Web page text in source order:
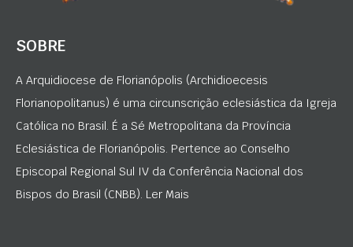
SOBRE
A Arquidiocese de Florianópolis (Archidioecesis
Florianopolitanus) é uma circunscrição eclesiástica da Igreja
Católica no Brasil. É a Sé Metropolitana da Província
Eclesiástica de Florianópolis. Pertence ao Conselho
Episcopal Regional Sul IV da Conferência Nacional dos
Bispos do Brasil (CNBB). Ler Mais